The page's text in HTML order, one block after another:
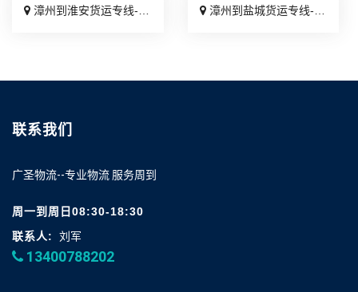
漳州到淮安货运专线-漳州到淮安物流公司_不随意加价「运保时效」 漳州到盐城货运专线-漳州到盐城物流公司_收费介绍「高效运输」
联系我们
广圣物流--专业物流 服务周到
周一到周日08:30-18:30
联系人:
刘军
13400788202